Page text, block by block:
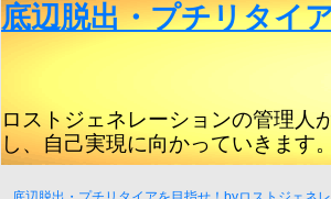
底辺脱出・プチリタイ
ロストジェネレーションの管理人
し、自己実現に向かっていきます。